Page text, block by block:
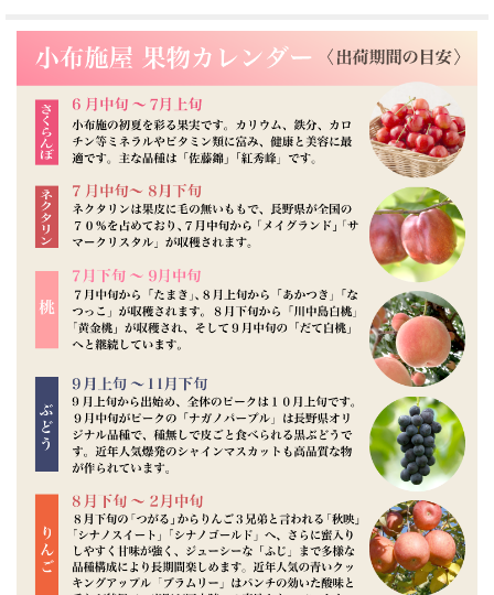
大きく甘い、美味しいりんごが育ちます。
太陽の恵みをいっぱいうけて育った「りんごの王様」サンふじを
お楽しみください。
シャキっとした歯ごたえと程よい酸味が特徴のサンふじりんご
毎日食べても飽きない口あたりの良さと溢れる果汁。
信州から産地直送でお届けいたします。